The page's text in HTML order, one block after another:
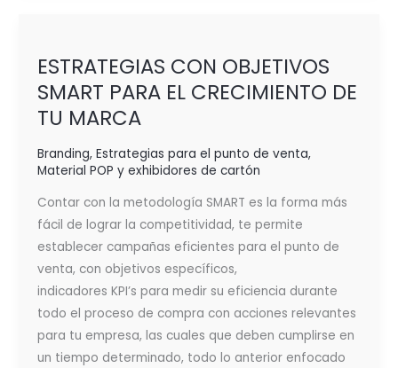
ESTRATEGIAS CON OBJETIVOS
SMART PARA EL CRECIMIENTO DE
TU MARCA
Branding, Estrategias para el punto de venta,
Material POP y exhibidores de cartón
Contar con la metodología SMART es la forma más
fácil de lograr la competitividad, te permite
establecer campañas eficientes para el punto de
venta, con objetivos específicos,
indicadores KPI’s para medir su eficiencia durante
todo el proceso de compra con acciones relevantes
para tu empresa, las cuales que deben cumplirse en
un tiempo determinado, todo lo anterior enfocado
OBJETIVOS
SMART
PARA
CRECIMIENTO
DE
TU MARCA